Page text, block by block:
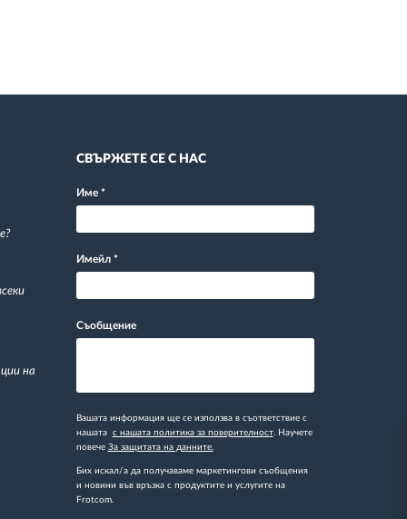
на
СВЪРЖЕТЕ СЕ С НАС
Име *
Имейл *
Съобщение
Вашата информация ще се използва в съответствие с
нашата с нашата политика за поверителност. Научете
повече За защитата на данните.
Бих искал/а да получаваме маркетингови съобщения
и новини във връзка с продуктите и услугите на
Frotcom.